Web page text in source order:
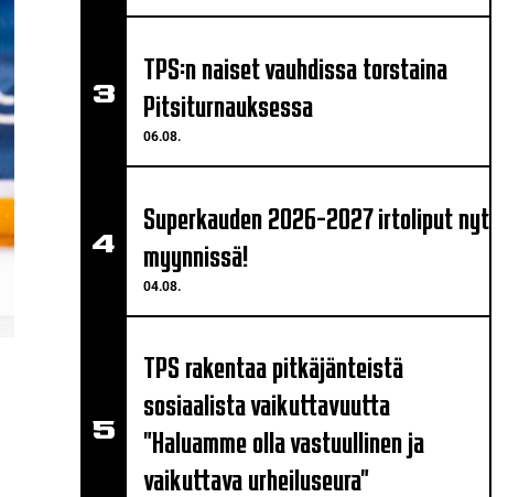
06.08.
TPS:n naiset vauhdissa torstaina
Pitsiturnauksessa
04.08.
Superkauden 2026-2027 irtoliput nyt
myynnissä!
TPS rakentaa pitkäjänteistä
sosiaalista vaikuttavuutta
"Haluamme olla vastuullinen ja
vaikuttava urheiluseura"